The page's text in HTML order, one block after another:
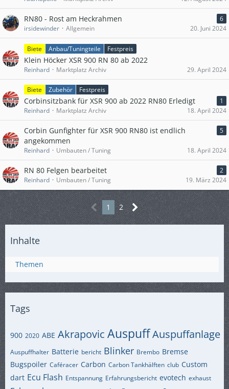
RN80 - Rost am Heckrahmen
6
irsidewinder
Allgemein 20. Juni 2024
Biete Anbau/Tuningteile Festpreis
Klein Höcker XSR 900 RN 80 ab 2022
Reinhard Marktplatz Archiv 29. April 2024
Biete Zubehör Festpreis
Corbinsitzbank für XSR 900 ab 2022 RN80 Erledigt
1
Reinhard
Marktplatz Archiv 18. April 2024
Corbin Gunfighter für XSR 900 RN80 ist endlich
angekommen
5
Reinhard Umbauten / Tuning 18. April 2024
RN 80 Felgen bearbeitet
2
Reinhard
Umbauten / Tuning 19. März 2024
1 2
Inhalte
Themen
Tags
900 2020 ABE Akrapovic AuspuffAuspuffanlage
Auspuffhalter Batterie bericht Blinker Brembo Bremse
Bugspoiler Caféracer Carbon Carbon Tankhälften club Custom
dart Ecu Flash Entspannung Erfahrungsbericht evotech exhaust